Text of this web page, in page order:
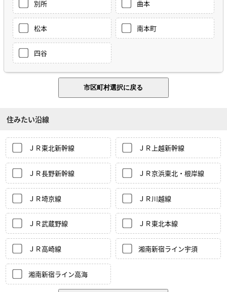
別所 曲本
松本 南本町
四谷
住みたい沿線
ＪＲ東北新幹線 ＪＲ上越新幹線
ＪＲ長野新幹線 ＪＲ京浜東北・根岸線
ＪＲ埼京線 ＪＲ川越線
ＪＲ武蔵野線 ＪＲ東北本線
ＪＲ高崎線 湘南新宿ライン宇須
湘南新宿ライン高海